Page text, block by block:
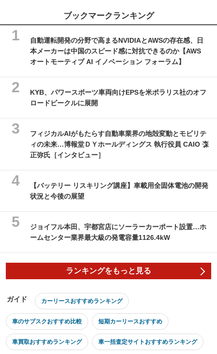
ブックマークランキング
自動運転開発の分野で高まるNVIDIAとAWSの存在感、日
本メーカーは中国のスピード感に対抗できるのか【AWS
オートモーティブ AI イノベーション フォーラム】
KYB、パワースポーツ車両向けEPSを米ポラリス社のオフ
ロードビークルに展開
フィジカルAIがもたらす自動車業界の地殻変動とモビリテ
ィの未来…博報堂ＤＹホールディングス 執行役員 CAIO 森
正弥氏［インタビュー］
【バッテリー リスキリング講座】車載用全固体電池の開発
状況と今後の展望
ジョイフル本田、宇都宮店にソーラーカーポート設置…ホ
ームセンター業界最大級の発電容量1126.4kW
ランキングをもっと見る
ガイド カーリースおすすめランキング
車のサブスクおすすめ比較 短期カーリースおすすめ
車買取おすすめランキング 車一括査定サイトおすすめランキング